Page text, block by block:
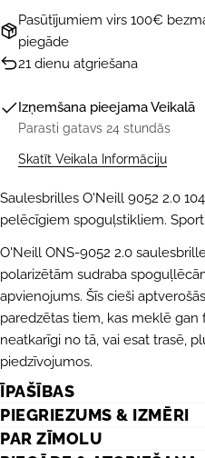
Pasūtījumiem virs 100€
piegāde
21 dienu atgriešana
Izņemšana pieejamaVeikalā
Parasti gatavs 24 stundās
Skatīt Veikala Informāciju
Saulesbrilles O'Neill 9052 2.0
pelēcīgiem spoguļstikliem.
O'Neill ONS-9052 2.0
polarizētām sudraba
apvienojums. Šīs cieši
paredzētas tiem, kas meklē
neatkarīgi no tā, vai esat trasē,
piedzīvojumos.
ĪPAŠĪBAS
PIEGRIEZUMS & IZMĒRI
PAR ZĪMOLU